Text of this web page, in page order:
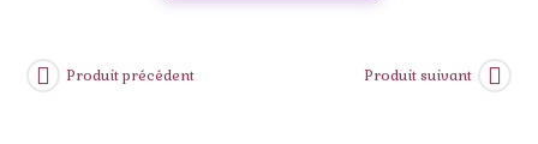
Produit précédent Produit suivant